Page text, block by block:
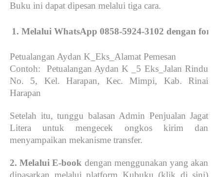
Buku ini dapat dipesan melalui tiga cara.
Melalui WhatsApp 0858-5924-3102 dengan
Petualangan Aydan K_Eks_Alamat Pemesan
Contoh: Petualangan Aydan K _5 Eks_Jalan Rindu
No. 5, Kel. Harapan, Kec. Mimpi, Kab. Rinai
Harapan
Setelah itu, tunggu balasan Admin Penjualan Jagat
Litera untuk mengecek ongkos kirim dan
menyampaikan mekanisme transfer.
2. Melalui E-book dengan menggunakan yang akan
dipasarkan melalui platform Kubuku (klik di sini)